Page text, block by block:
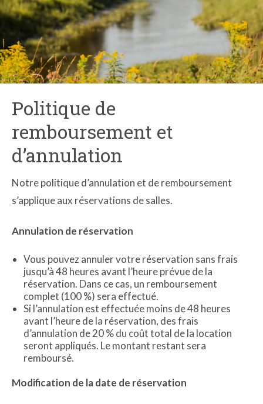
Politique de
remboursement et
d’annulation
Notre politique d’annulation et de remboursement
s’applique aux réservations de salles.
Annulation de réservation
Vous pouvez annuler votre réservation sans frais
jusqu’à 48 heures avant l’heure prévue de la
réservation. Dans ce cas, un remboursement
complet (100 %) sera effectué.
Si l’annulation est effectuée moins de 48 heures
avant l’heure de la réservation, des frais
d’annulation de 20 % du coût total de la location
seront appliqués. Le montant restant sera
remboursé.
Modification de la date de réservation